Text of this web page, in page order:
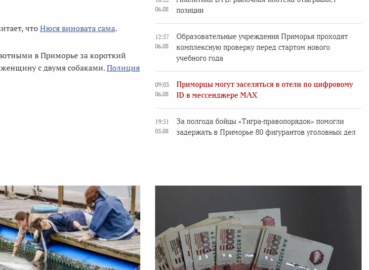
чтоНюся виновата сама.
в Приморье за короткий
с двумя собаками.Полиция
06.08
позиции
12:57
06.08
Образовательные учреждения Приморья проходят
комплексную проверку перед стартом нового
учебного года
09:03
06.08
Приморцы могут заселяться в отели по цифровому
ID в мессенджере MAX
19:51
05.08
За полгода бойцы «Тигра-правопорядок» помогли
задержать в Приморье 80 фигурантов уголовных дел